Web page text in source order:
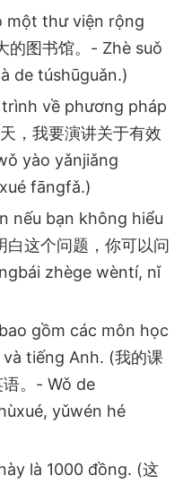
một thư viện rộng
的图书馆。- Zhè suǒ
de túshūguǎn.)
về phương pháp
，我要演讲关于有效
yào yǎnjiǎng
fāngfǎ.)
nếu bạn không hiểu
这个问题，你可以问
zhège wèntí, nǐ
gồm các môn học
tiếng Anh. (我的课
语。- Wǒ de
yǔwén hé
là 1000 đồng. (这